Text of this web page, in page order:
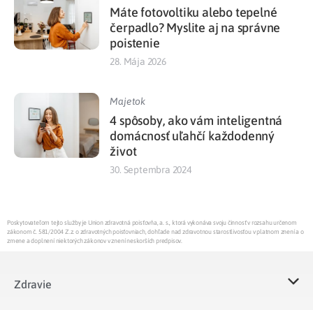
Máte fotovoltiku alebo tepelné
čerpadlo? Myslite aj na správne
poistenie
28. Mája 2026
Majetok
4 spôsoby, ako vám inteligentná
domácnosť uľahčí každodenný
život
30. Septembra 2024
Poskytovateľom tejto služby je Union zdravotná poisťovňa, a. s., ktorá vykonáva svoju činnosť v rozsahu určenom
zákonom č. 581/2004 Z.z. o zdravotných poisťovniach, dohľade nad zdravotnou starostlivosťou v platnom znení a o
zmene a doplnení niektorých zákonov v znení neskorších predpisov.
Zdravie